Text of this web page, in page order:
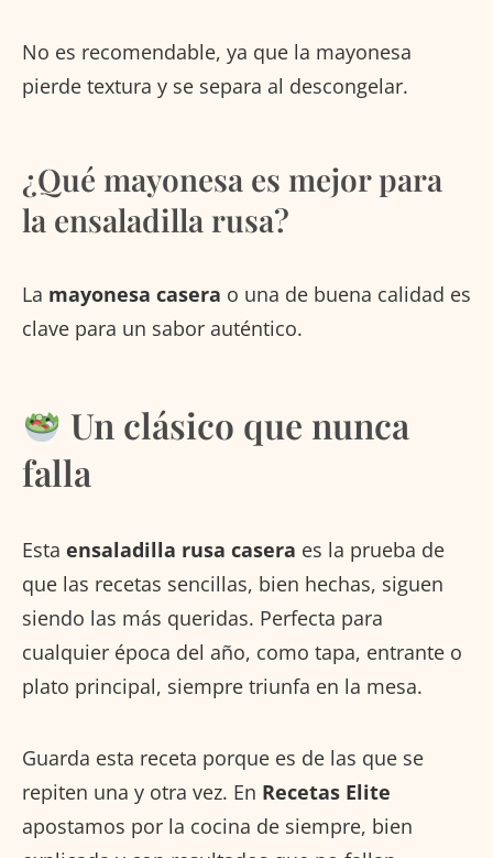
No es recomendable, ya que la mayonesa
pierde textura y se separa al descongelar.
¿Qué mayonesa es mejor para
la ensaladilla rusa?
La mayonesa casera o una de buena calidad es
clave para un sabor auténtico.
Un clásico que nunca
falla
Esta ensaladilla rusa casera es la prueba de
que las recetas sencillas, bien hechas, siguen
siendo las más queridas. Perfecta para
cualquier época del año, como tapa, entrante o
plato principal, siempre triunfa en la mesa.
Guarda esta receta porque es de las que se
repiten una y otra vez. En Recetas Elite
apostamos por la cocina de siempre, bien